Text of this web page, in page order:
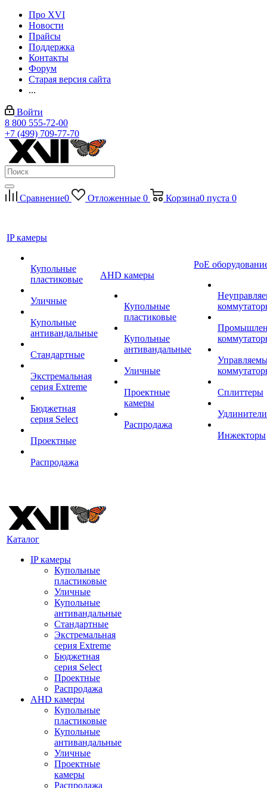
Про XVI
Новости
Прайсы
Поддержка
Контакты
Форум
Старая версия сайта
...
Войти
8 800 555-72-00
+7 (499) 709-77-70
Сравнение0 Отложенные 0 Корзина0 пуста 0
IP камеры
Купольные
пластиковые
Уличные
Купольные
антивандальные
Стандартные
Экстремальная
серия Extreme
Бюджетная
серия Select
Проектные
Распродажа
AHD камеры
Купольные
пластиковые
Купольные
антивандальные
Уличные
Проектные
камеры
Распродажа
PoE
Сплиттеры
Удлинители
Инжекторы
Каталог
IP камеры
Купольные
пластиковые
Уличные
Купольные
антивандальные
Стандартные
Экстремальная
серия Extreme
Бюджетная
серия Select
Проектные
Распродажа
AHD камеры
Купольные
пластиковые
Купольные
антивандальные
Уличные
Проектные
камеры
Распродажа